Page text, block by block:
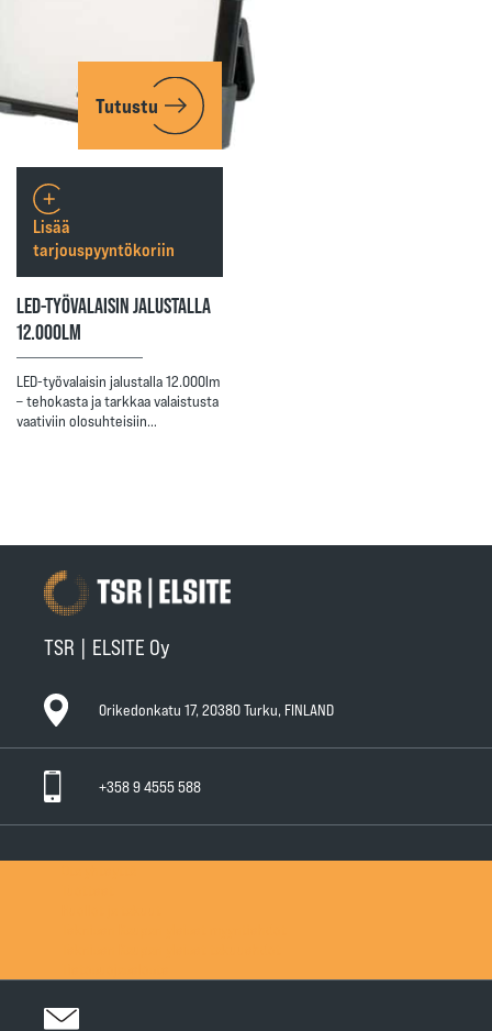
Tutustu
LED-TYÖVALAISIN JALUSTALLA
12.000LM
LED-työvalaisin jalustalla 12.000lm
– tehokasta ja tarkkaa valaistusta
vaativiin olosuhteisiin…
Lisää
tarjouspyyntökoriin
TSR | ELSITE Oy
Orikedonkatu 17, 20380 Turku, FINLAND
+358 9 4555 588